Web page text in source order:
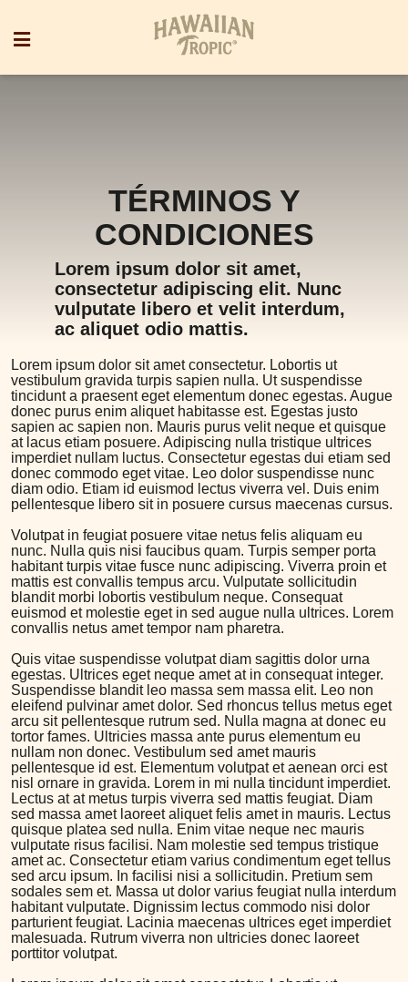
TÉRMINOS Y
CONDICIONES
Lorem ipsum dolor sit amet,
consectetur adipiscing elit. Nunc
vulputate libero et velit interdum,
ac aliquet odio mattis.
Lorem ipsum dolor sit amet consectetur. Lobortis ut
vestibulum gravida turpis sapien nulla. Ut suspendisse
tincidunt a praesent eget elementum donec egestas. Augue
donec purus enim aliquet habitasse est. Egestas justo
sapien ac sapien non. Mauris purus velit neque et quisque
at lacus etiam posuere. Adipiscing nulla tristique ultrices
imperdiet nullam luctus. Consectetur egestas dui etiam sed
donec commodo eget vitae. Leo dolor suspendisse nunc
diam odio. Etiam id euismod lectus viverra vel. Duis enim
pellentesque libero sit in posuere cursus maecenas cursus.
Volutpat in feugiat posuere vitae netus felis aliquam eu
nunc. Nulla quis nisi faucibus quam. Turpis semper porta
habitant turpis vitae fusce nunc adipiscing. Viverra proin et
mattis est convallis tempus arcu. Vulputate sollicitudin
blandit morbi lobortis vestibulum neque. Consequat
euismod et molestie eget in sed augue nulla ultrices. Lorem
convallis netus amet tempor nam pharetra.
Quis vitae suspendisse volutpat diam sagittis dolor urna
egestas. Ultrices eget neque amet at in consequat integer.
Suspendisse blandit leo massa sem massa elit. Leo non
eleifend pulvinar amet dolor. Sed rhoncus tellus metus eget
arcu sit pellentesque rutrum sed. Nulla magna at donec eu
tortor fames. Ultricies massa ante purus elementum eu
nullam non donec. Vestibulum sed amet mauris
pellentesque id est. Elementum volutpat et aenean orci est
nisl ornare in gravida. Lorem in mi nulla tincidunt imperdiet.
Lectus at at metus turpis viverra sed mattis feugiat. Diam
sed massa amet laoreet aliquet felis amet in mauris. Lectus
quisque platea sed nulla. Enim vitae neque nec mauris
vulputate risus facilisi. Nam molestie sed tempus tristique
amet ac. Consectetur etiam varius condimentum eget tellus
sed arcu ipsum. In facilisi nisi a sollicitudin. Pretium sem
sodales sem et. Massa ut dolor varius feugiat nulla interdum
habitant vulputate. Dignissim lectus commodo nisi dolor
parturient feugiat. Lacinia maecenas ultrices eget imperdiet
malesuada. Rutrum viverra non ultricies donec laoreet
porttitor volutpat.